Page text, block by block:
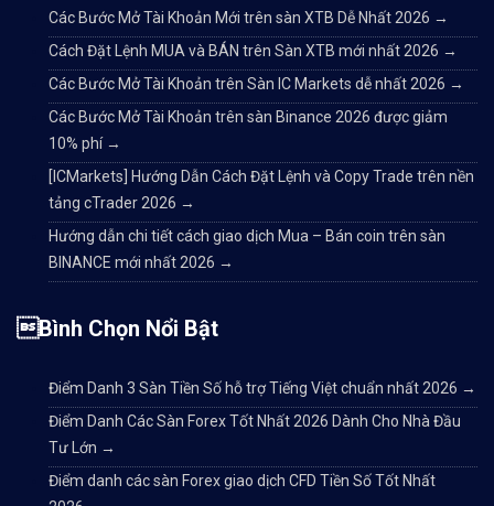
Các Bước Mở Tài Khoản Mới trên sàn XTB Dễ Nhất 2026 →
Cách Đặt Lệnh MUA và BÁN trên Sàn XTB mới nhất 2026 →
Các Bước Mở Tài Khoản trên Sàn IC Markets dễ nhất 2026 →
Các Bước Mở Tài Khoản trên sàn Binance 2026 được giảm
10% phí →
[ICMarkets] Hướng Dẫn Cách Đặt Lệnh và Copy Trade trên nền
tảng cTrader 2026 →
Hướng dẫn chi tiết cách giao dịch Mua – Bán coin trên sàn
BINANCE mới nhất 2026 →
Bình Chọn Nổi Bật
Điểm Danh 3 Sàn Tiền Số hỗ trợ Tiếng Việt chuẩn nhất 2026 →
Điểm Danh Các Sàn Forex Tốt Nhất 2026 Dành Cho Nhà Đầu
Tư Lớn →
Điểm danh các sàn Forex giao dịch CFD Tiền Số Tốt Nhất